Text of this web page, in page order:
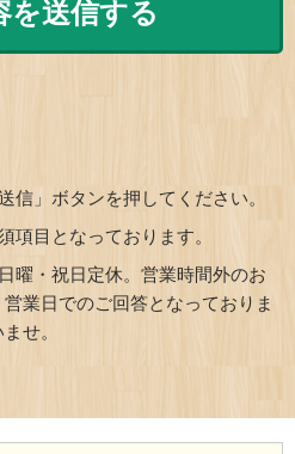
信」ボタンを押してください。
項目となっております。
曜・祝日定休。営業時間外のお
業日でのご回答となっておりま
せ。